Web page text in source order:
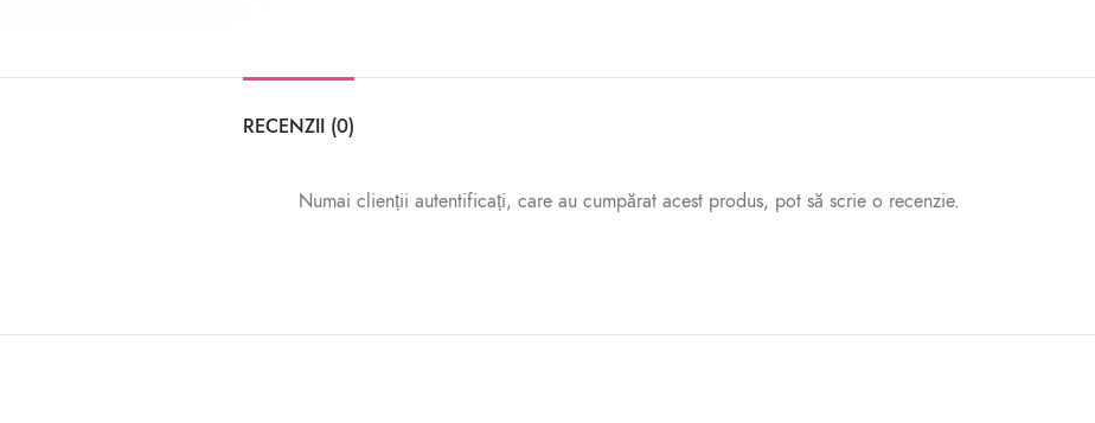
RECENZII (0)
Numai clienții autentificați, care au cumpărat acest produs, pot să scrie o recenzie.